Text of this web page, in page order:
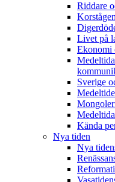
Riddare
Korstågen
Livet på
Ekonomi
Sverige
Kända
Nya tiden
Nya